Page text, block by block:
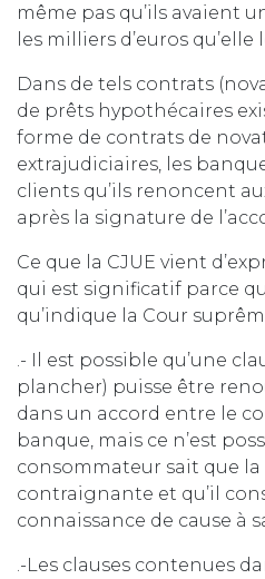
même pas qu’ils avaient
les milliers d’euros qu’elle
Dans de tels contrats
de prêts hypothécaires
forme de contrats de
extrajudiciaires, les
clients qu’ils renoncent
après la signature de
Ce que la CJUE vient
qui est significatif parce
qu’indique la Cour
.- Il est possible qu’une
plancher) puisse être
dans un accord entre le
banque, mais ce n’est
consommateur sait que
contraignante et qu’il
connaissance de cause à
.-Les clauses contenues